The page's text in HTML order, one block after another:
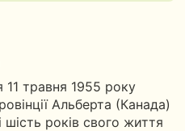
травня 1955 року
Альберта (Канада)
шість років свого життя